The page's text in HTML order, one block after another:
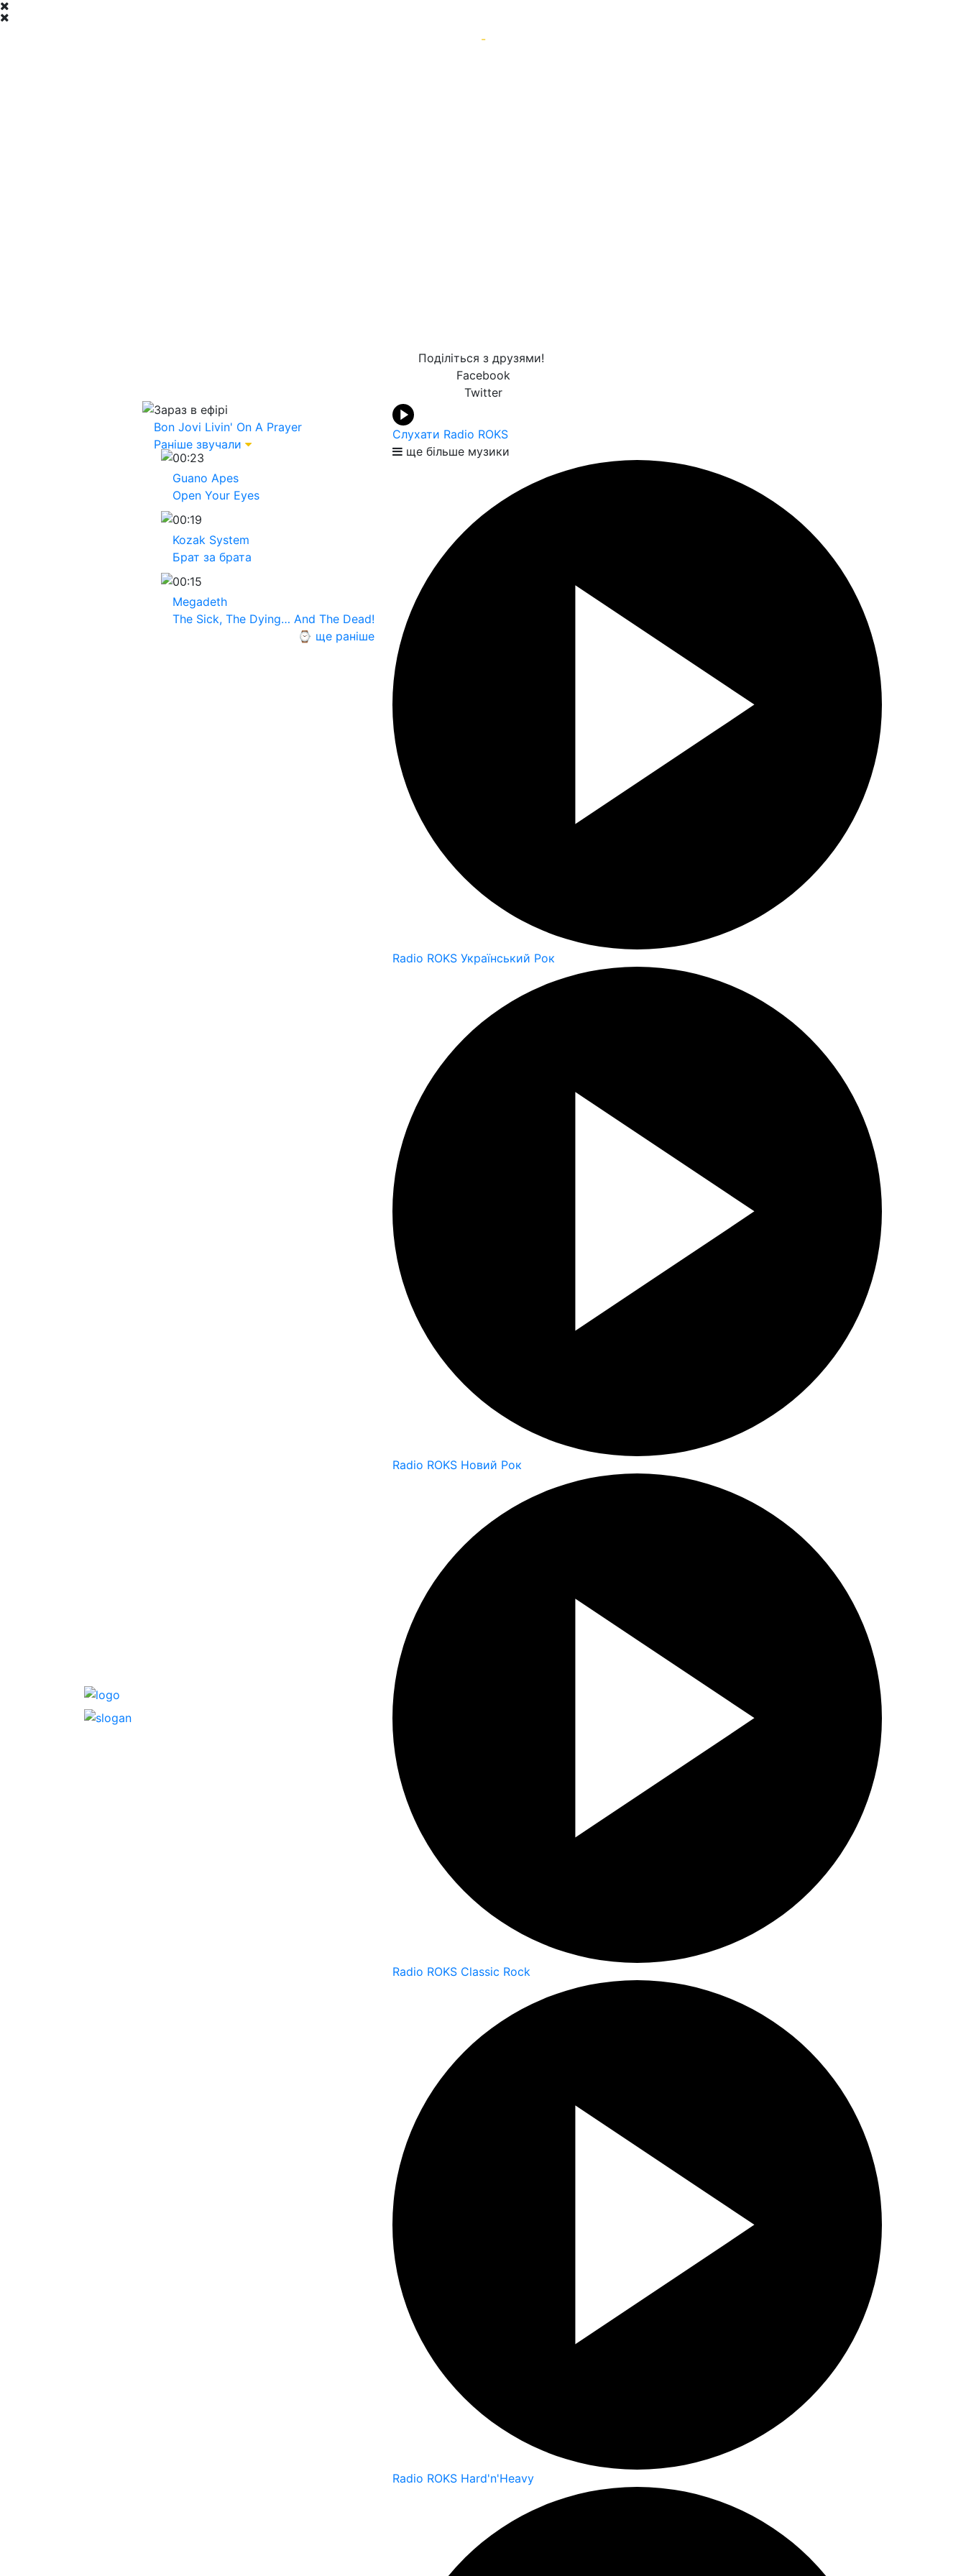
-
Поділіться з друзями!
Facebook
Twitter
Зараз в ефірі
Bon Jovi Livin' On A Prayer
Раніше звучали
00:23
Guano Apes
Open Your Eyes
00:19
Kozak System
Брат за брата
00:15
Megadeth
The Sick, The Dying… And The Dead!
⌚ ще раніше
Слухати Radio ROKS
ще більше музики
Radio ROKS Український Рок
Radio ROKS Новий Рок
Radio ROKS Classic Rock
Radio ROKS Hard'n'Heavy